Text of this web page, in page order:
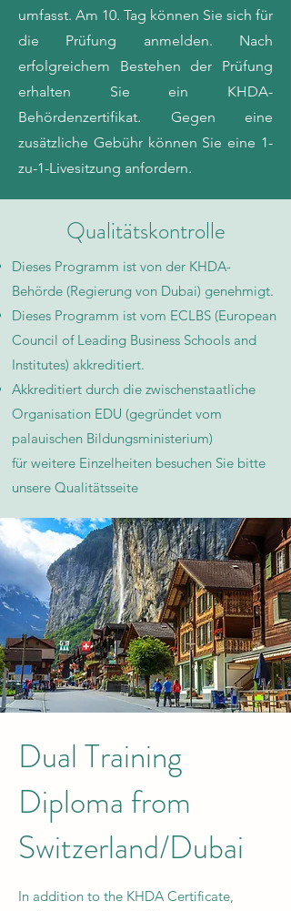
umfasst. Am 10. Tag können Sie sich für
die Prüfung anmelden. Nach
erfolgreichem Bestehen der Prüfung
erhalten Sie ein KHDA-
Behördenzertifikat. Gegen eine
zusätzliche Gebühr können Sie eine 1-
zu-1-Livesitzung anfordern.
Qualitätskontrolle
Dieses Programm ist von der KHDA-
Behörde (Regierung von Dubai) genehmigt.
Dieses Programm ist vom ECLBS (European
Council of Leading Business Schools and
Institutes) akkreditiert.
Akkreditiert durch die zwischenstaatliche
Organisation EDU (gegründet vom
palauischen Bildungsministerium)
für weitere Einzelheiten besuchen Sie bitte
unsere Qualitätsseite​
Dual Training
Diploma from
Switzerland/Dubai
In addition to the KHDA Certificate,